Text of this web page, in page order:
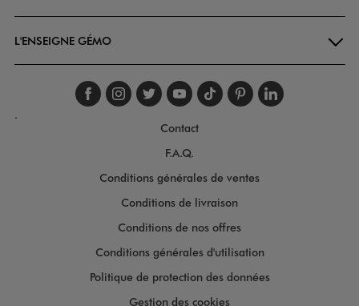
L'ENSEIGNE GÉMO
Suivez-nous sur
Suivez-nous sur
Suivez-nous sur
Suivez-nous
Suivez-nous
Suivez-
.
Contact
F.A.Q.
Conditions générales de ventes
Conditions de livraison
Conditions de nos offres
Conditions générales d'utilisation
Politique de protection des données
Gestion des cookies